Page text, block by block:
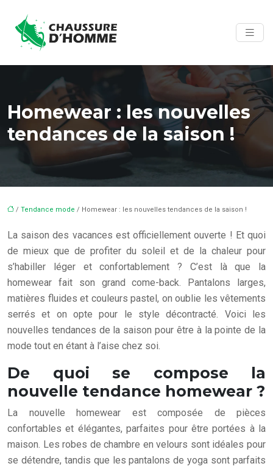
Homewear : les nouvelles
tendances de la saison !
/ Tendance mode / Homewear : les nouvelles tendances de la saison !
La saison des vacances est officiellement ouverte ! Et quoi
de mieux que de profiter du soleil et de la chaleur pour
s’habiller léger et confortablement ? C’est là que la
homewear fait son grand come-back. Pantalons larges,
matières fluides et couleurs pastel, on oublie les vêtements
serrés et on opte pour le style décontracté. Voici les
nouvelles tendances de la saison pour être à la pointe de la
mode tout en étant à l’aise chez soi.
De quoi se compose la
nouvelle tendance homewear ?
La nouvelle homewear est composée de pièces
confortables et élégantes, parfaites pour être portées à la
maison. Les robes de chambre en velours sont idéales pour
se détendre, tandis que les pantalons de yoga sont parfaits